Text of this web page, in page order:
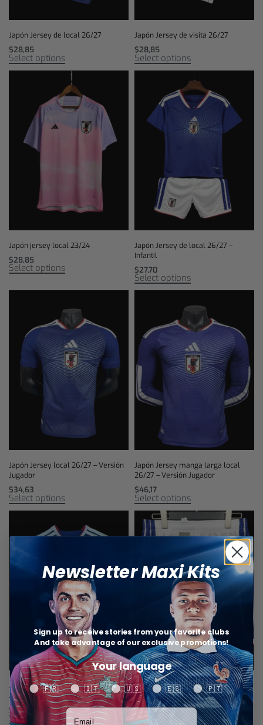
Japón Jersey de local 26/27
$28,85
Select options
Japón Jersey de visita 26/27
$28,85
Select options
Japón jersey local 23/24
$28,85
Select options
Japón Jersey de local 26/27 –
Infantil
$27,70
Select options
Japón Jersey local 26/27 – Versión
Jugador
$34,63
Select options
Japón Jersey manga larga local
26/27 – Versión Jugador
$46,17
Select options
Japón Jersey manga larga local
26/27
$40,40
Select options
Japón Short Home 26/27
$17,31
Seleccionar opciones
Newsletter Maxi Kits
Sign up to receive stories from your favorite clubs
And take advantage of our exclusive promotions!
Your language
Your language
🇫🇷 🇮🇹 🇺🇸 🇪🇸 🇵🇹
Votre adresse email